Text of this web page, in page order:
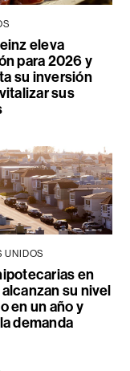
eleva
para 2026 y
su inversión
sus
UNIDOS
en
alcanzan su nivel
en un año y
demanda